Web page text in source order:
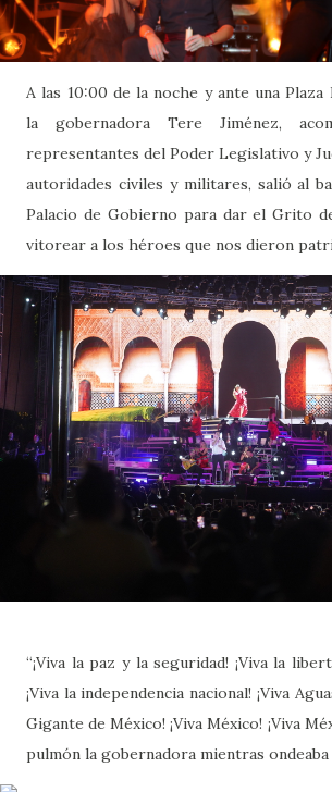
A las 10:00 de la noche y ante una Plaza
la gobernadora Tere Jiménez,
representantes del Poder Legislativo y
autoridades civiles y militares, salió al
Palacio de Gobierno para dar el Grito
vitorear a los héroes que nos dieron
“¡Viva la paz y la seguridad! ¡Viva la
¡Viva la independencia nacional! ¡Viva
Gigante de México! ¡Viva México! ¡Viva
pulmón la gobernadora mientras